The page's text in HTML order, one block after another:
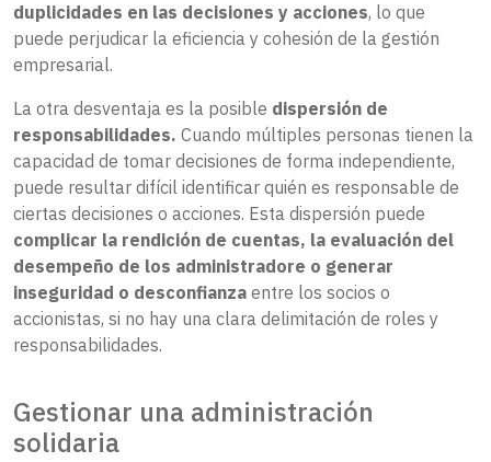
duplicidades en las decisiones y acciones, lo que
puede perjudicar la eficiencia y cohesión de la gestión
empresarial.
La otra desventaja es la posible dispersión de
responsabilidades. Cuando múltiples personas tienen la
capacidad de tomar decisiones de forma independiente,
puede resultar difícil identificar quién es responsable de
ciertas decisiones o acciones. Esta dispersión puede
complicar la rendición de cuentas, la evaluación del
desempeño de los administradore o generar
inseguridad o desconfianza entre los socios o
accionistas, si no hay una clara delimitación de roles y
responsabilidades.
Gestionar una administración
solidaria